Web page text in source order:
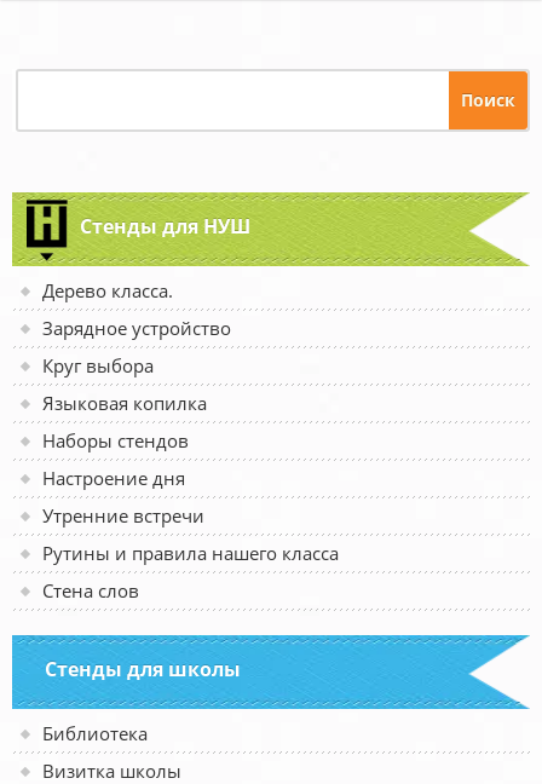
Стенды для НУШ
Дерево класса.
Зарядное устройство
Круг выбора
Языковая копилка
Наборы стендов
Настроение дня
Утренние встречи
Рутины и правила нашего класса
Стена слов
Стенды для школы
Библиотека
Визитка школы